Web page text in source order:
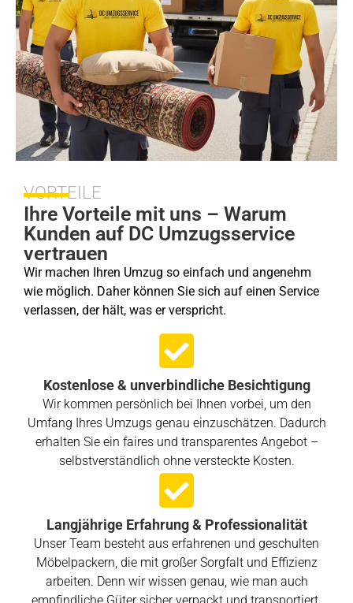
VORTEILE
Ihre Vorteile mit uns – Warum
Kunden auf DC Umzugsservice
vertrauen
Wir machen Ihren Umzug so einfach und angenehm
wie möglich. Daher können Sie sich auf einen Service
verlassen, der hält, was er verspricht.
Kostenlose & unverbindliche Besichtigung
Wir kommen persönlich bei Ihnen vorbei, um den
Umfang Ihres Umzugs genau einzuschätzen. Dadurch
erhalten Sie ein faires und transparentes Angebot –
selbstverständlich ohne versteckte Kosten.
Langjährige Erfahrung & Professionalität
Unser Team besteht aus erfahrenen und geschulten
Möbelpackern, die mit großer Sorgfalt und Effizienz
arbeiten. Denn wir wissen genau, wie man auch